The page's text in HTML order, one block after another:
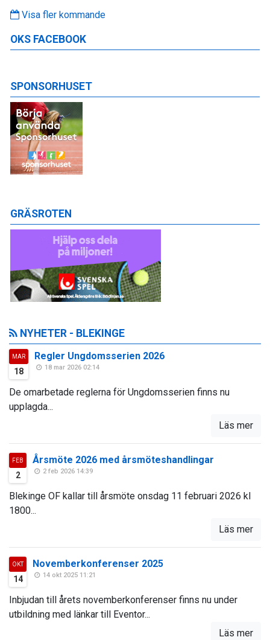
Visa fler kommande
OKS FACEBOOK
SPONSORHUSET
GRÄSROTEN
NYHETER - BLEKINGE
MAR
18
Regler Ungdomsserien 2026
18 mar 2026 02:14
De omarbetade reglerna för Ungdomsserien finns nu
upplagda...
Läs mer
FEB
2
Årsmöte 2026 med årsmöteshandlingar
2 feb 2026 14:39
Blekinge OF kallar till årsmöte onsdag 11 februari 2026 kl
1800...
Läs mer
OKT
14
Novemberkonferenser 2025
14 okt 2025 11:21
Inbjudan till årets novemberkonferenser finns nu under
utbildning med länkar till Eventor...
Läs mer